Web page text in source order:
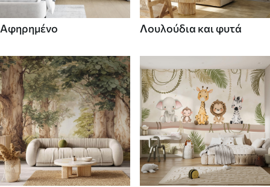
Αφηρημένο Λουλούδια και φυτά